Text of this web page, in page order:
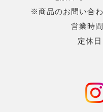
※商品のお問い合
営業時
定休